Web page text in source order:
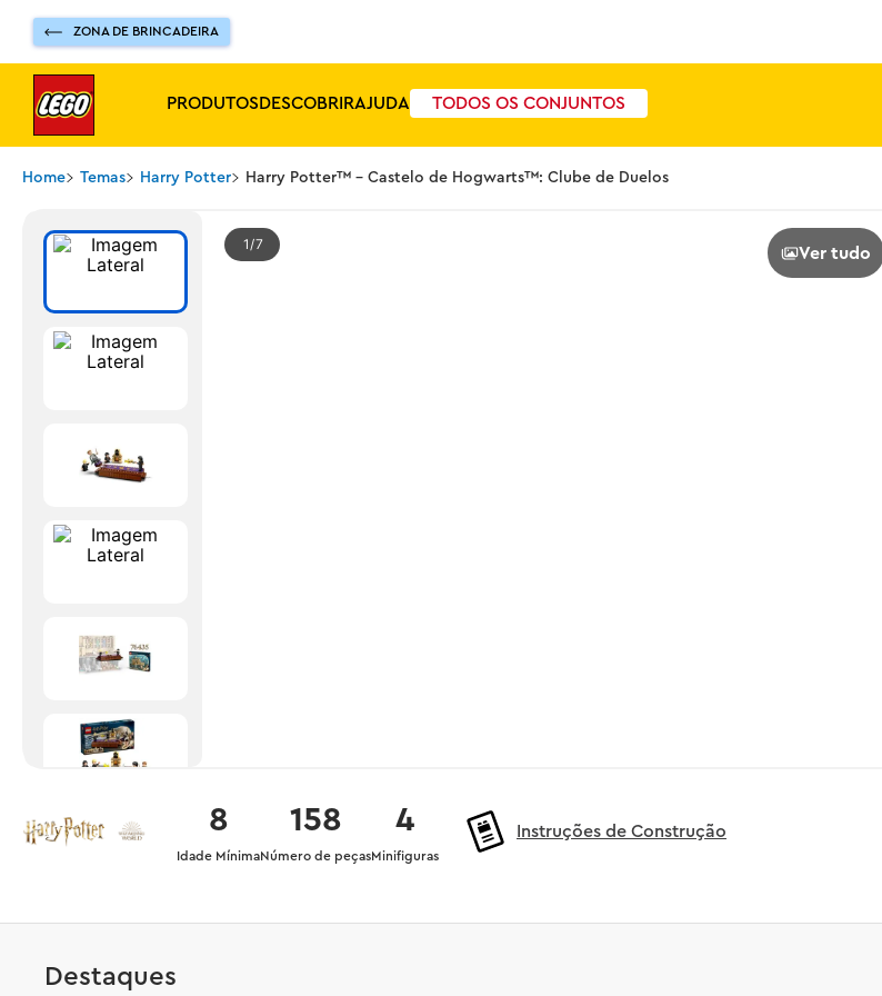
ZONA DE BRINCADEIRA
PRODUTOSDESCOBRIRAJUDA TODOS OS CONJUNTOS
Home Temas Harry Potter Harry Potter™ - Castelo de Hogwarts™: Clube de Duelos
1 7 Ver tudo
158
Número de peças
8
Idade Mínima
4
Minifiguras
Instruções de Construção
Destaques